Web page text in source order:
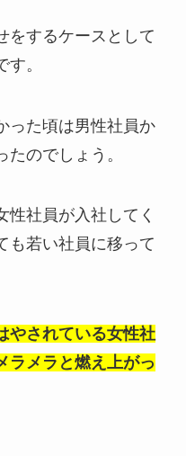
をするケースとして
。
った頃は男性社員か
のでしょう。
性社員が入社してく
も若い社員に移って
やされている女性社
ラメラと燃え上がっ